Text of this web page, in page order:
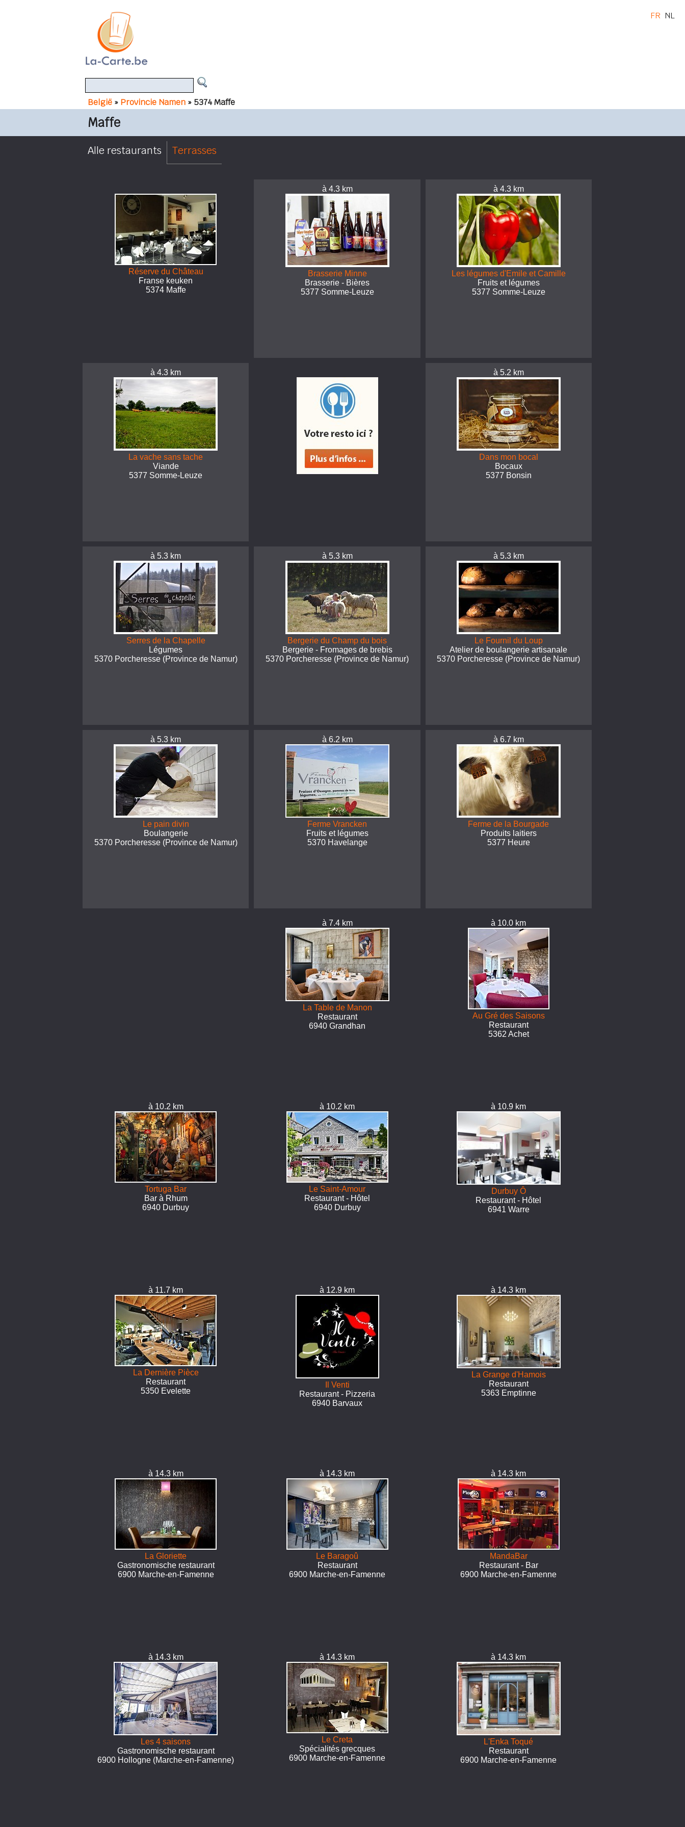
België » Provincie Namen » 5374 Maffe
FR NL
Maffe
Alle restaurants Terrasses
Réserve du Château
Franse keuken
5374 Maffe
à 4.3 km
Brasserie Minne
Brasserie - Bières
5377 Somme-Leuze
à 4.3 km
Les légumes d'Emile et Camille
Fruits et légumes
5377 Somme-Leuze
à 4.3 km
La vache sans tache
Viande
5377 Somme-Leuze
à 5.2 km
Dans mon bocal
Bocaux
5377 Bonsin
à 5.3 km
Serres de la Chapelle
Légumes
5370 Porcheresse (Province de Namur)
à 5.3 km
Bergerie du Champ du bois
Bergerie - Fromages de brebis
5370 Porcheresse (Province de Namur)
à 5.3 km
Le Fournil du Loup
Atelier de boulangerie artisanale
5370 Porcheresse (Province de Namur)
à 5.3 km
Le pain divin
Boulangerie
5370 Porcheresse (Province de Namur)
à 6.2 km
Ferme Vrancken
Fruits et légumes
5370 Havelange
à 6.7 km
Ferme de la Bourgade
Produits laitiers
5377 Heure
à 7.4 km
La Table de Manon
Restaurant
6940 Grandhan
à 10.0 km
Au Gré des Saisons
Restaurant
5362 Achet
à 10.2 km
Tortuga Bar
Bar à Rhum
6940 Durbuy
à 10.2 km
Le Saint-Amour
Restaurant - Hôtel
6940 Durbuy
à 10.9 km
Durbuy Ô
Restaurant - Hôtel
6941 Warre
à 11.7 km
La Dernière Pièce
Restaurant
5350 Evelette
à 12.9 km
Il Venti
Restaurant - Pizzeria
6940 Barvaux
à 14.3 km
La Grange d'Hamois
Restaurant
5363 Emptinne
à 14.3 km
La Gloriette
Gastronomische restaurant
6900 Marche-en-Famenne
à 14.3 km
Le Baragoû
Restaurant
6900 Marche-en-Famenne
à 14.3 km
MandaBar
Restaurant - Bar
6900 Marche-en-Famenne
à 14.3 km
Les 4 saisons
Gastronomische restaurant
6900 Hollogne (Marche-en-Famenne)
à 14.3 km
Le Creta
Spécialités grecques
6900 Marche-en-Famenne
à 14.3 km
L'Enka Toqué
Restaurant
6900 Marche-en-Famenne